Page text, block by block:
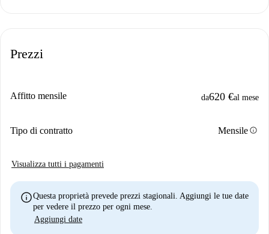
Prezzi
Affitto mensile da620 €al mese
Tipo di contratto Mensileinfo
Visualizza tutti i pagamenti
infoQuesta proprietà prevede prezzi stagionali. Aggiungi le tue date
per vedere il prezzo per ogni mese.
Aggiungi date